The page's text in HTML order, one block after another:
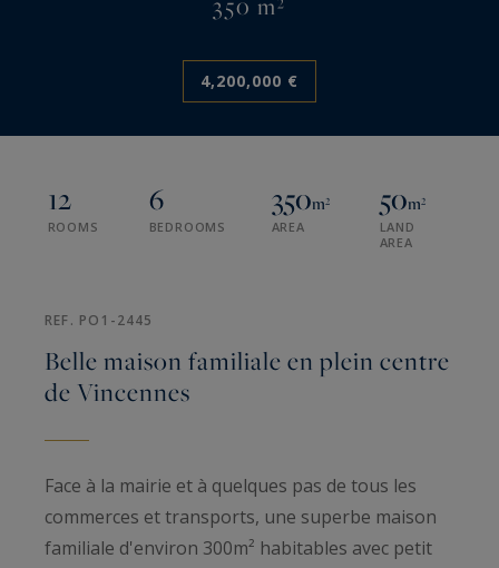
350 m²
4,200,000 €
12
ROOMS
6
BEDROOMS
350m²
AREA
50m²
LAND
AREA
REF. PO1-2445
Belle maison familiale en plein centre
de Vincennes
Face à la mairie et à quelques pas de tous les
commerces et transports, une superbe maison
familiale d'environ 300m² habitables avec petit